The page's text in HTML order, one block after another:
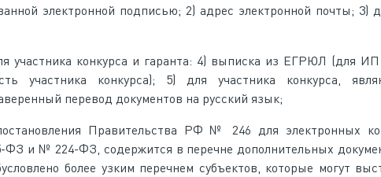
электронной подписью; 2) адрес электронной почты; 3)
участника конкурса и гаранта: 4) выписка из ЕГРЮЛ (для
участника конкурса); 5) для участника конкурса,
перевод документов на русский язык;
Правительства РФ № 246 для электронных
и № 224-ФЗ, содержится в перечне дополнительных
более узким перечнем субъектов, которые могут